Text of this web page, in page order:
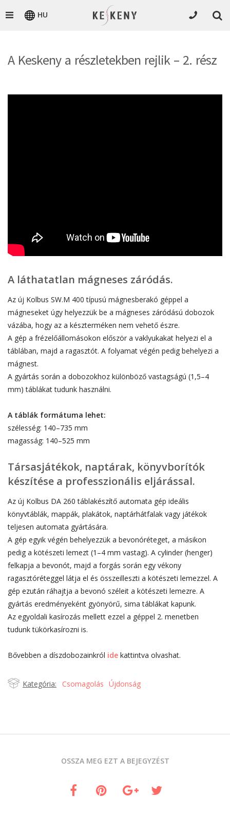
HU
A Keskeny a részletekben rejlik – 2. rész
A láthatatlan mágneses záródás.
Az új Kolbus SW.M 400 típusú mágnesberakó géppel a
mágneseket úgy helyezzük be a mágneses záródású dobozok
vázába, hogy az a készterméken nem vehető észre.
A gép a frézelőállomásokon először a vaklyukakat helyezi el a
táblában, majd a ragasztót. A folyamat végén pedig behelyezi a
mágnest.
A gyártás során a dobozokhoz különböző vastagságú (1,5–4
mm) táblákat tudunk használni.
A táblák formátuma lehet:
szélesség: 140–735 mm
magasság: 140–525 mm
Társasjátékok, naptárak, könyvborítók
készítése a professzionális eljárással.
Az új Kolbus DA 260 táblakészítő automata gép ideális
könyvtáblák, mappák, plakátok, naptárhátfalak vagy játékok
teljesen automata gyártására.
A gép egyik végén behelyezzük a bevonóréteget, a másikon
pedig a kötészeti lemezt (1–4 mm vastag). A cylinder (henger)
felkapja a bevonót, majd a forgás során egy vékony
ragasztóréteggel látja el és összeilleszti a kötészeti lemezzel. A
gép ezután ráhajtja a bevonó széleit a kötészeti lemezre. A
gyártás eredményeként gyönyörű, sima táblákat kapunk.
Az egyoldali kasírozás mellett ezzel a géppel 2. menetben
tudunk tükörkasírozni is.
Bővebben a díszdobozainkról ide kattintva olvashat.
Kategória: Csomagolás Újdonság
OSSZA MEG EZT A BEJEGYZÉST